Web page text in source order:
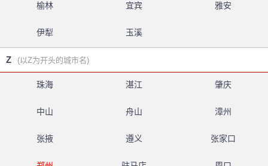
榆林 宜宾 雅安
伊犁 玉溪
Z (以Z为开头的城市名)
珠海 湛江 肇庆
中山 舟山 漳州
张掖 遵义 张家口